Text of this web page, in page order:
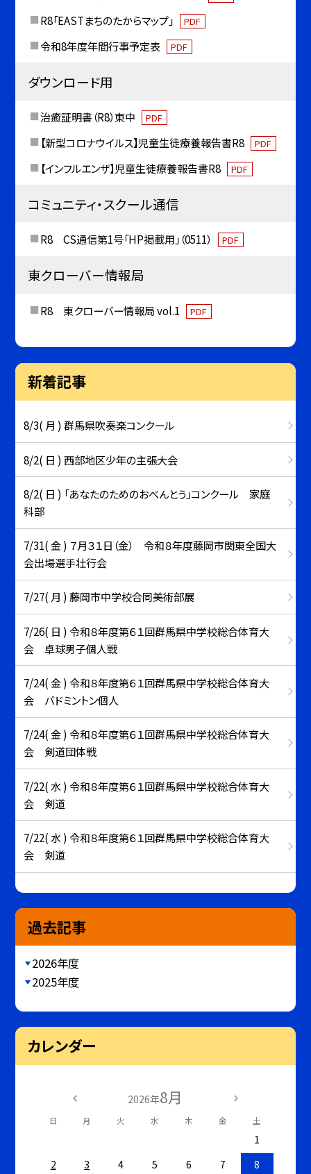
R8「EASTまちのたからマップ」 PDF
令和8年度年間行事予定表 PDF
ダウンロード用
治癒証明書（R8）東中 PDF
【新型コロナウイルス】児童生徒療養報告書R8 PDF
【インフルエンザ】児童生徒療養報告書R8 PDF
コミュニティ・スクール通信
R8 CS通信第1号「HP掲載用」（0511） PDF
東クローバー情報局
R8 東クローバー情報局 vol.1 PDF
新着記事
8/3( 月 ) 群馬県吹奏楽コンクール
8/2( 日 ) 西部地区少年の主張大会
8/2( 日 ) 「あなたのためのおべんとう」コンクール 家庭
科部
7/31( 金 ) ７月３１日（金） 令和８年度藤岡市関東全国大
会出場選手壮行会
7/27( 月 ) 藤岡市中学校合同美術部展
7/26( 日 ) 令和８年度第６１回群馬県中学校総合体育大
会 卓球男子個人戦
7/24( 金 ) 令和８年度第６１回群馬県中学校総合体育大
会 バドミントン個人
7/24( 金 ) 令和８年度第６１回群馬県中学校総合体育大
会 剣道団体戦
7/22( 水 ) 令和８年度第６１回群馬県中学校総合体育大
会 剣道
7/22( 水 ) 令和８年度第６１回群馬県中学校総合体育大
会 剣道
過去記事
2026年度
2025年度
カレンダー
2026年8月
日 月 火 水 木 金 土
1
2
3 4 5 6 7
8